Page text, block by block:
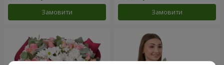
Замовити Замовити